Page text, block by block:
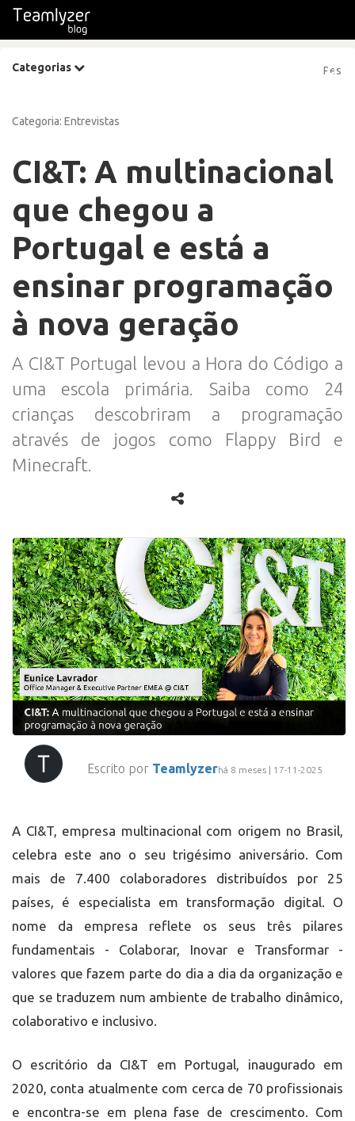
Categorias
Categoria: Entrevistas
CI&T: A multinacional
que chegou a
Portugal e está a
ensinar programação
à nova geração
A CI&T Portugal levou a Hora do Código a
uma escola primária. Saiba como 24
crianças descobriram a programação
através de jogos como Flappy Bird e
Minecraft.
Escrito por Teamlyzerhá 8 meses | 17-11-2025
A CI&T, empresa multinacional com origem no Brasil,
celebra este ano o seu trigésimo aniversário. Com
mais de 7.400 colaboradores distribuídos por 25
países, é especialista em transformação digital. O
nome da empresa reflete os seus três pilares
fundamentais - Colaborar, Inovar e Transformar -
valores que fazem parte do dia a dia da organização e
que se traduzem num ambiente de trabalho dinâmico,
colaborativo e inclusivo.
O escritório da CI&T em Portugal, inaugurado em
2020, conta atualmente com cerca de 70 profissionais
e encontra-se em plena fase de crescimento. Com